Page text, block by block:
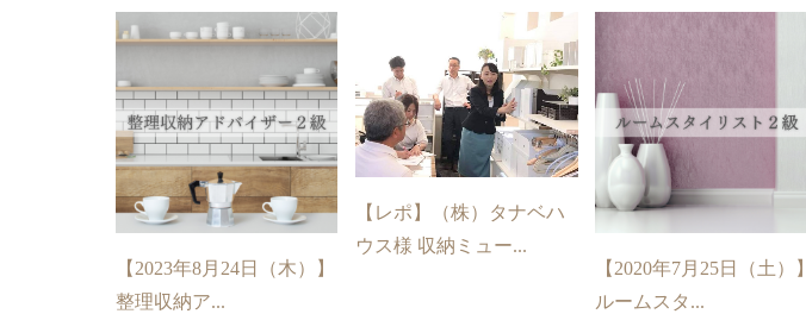
【2023年8月24日（木）】
整理収納ア...
【レポ】（株）タナベハ
ウス様 収納ミュー...
【2020年7月25日（土）】
ルームスタ...